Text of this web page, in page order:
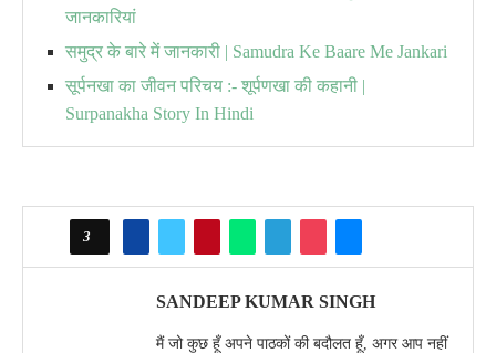
जानकारियां
समुद्र के बारे में जानकारी | Samudra Ke Baare Me Jankari
सूर्पनखा का जीवन परिचय :- शूर्पणखा की कहानी |
Surpanakha Story In Hindi
3
SANDEEP KUMAR SINGH
मैं जो कुछ हूँ अपने पाठकों की बदौलत हूँ, अगर आप नहीं